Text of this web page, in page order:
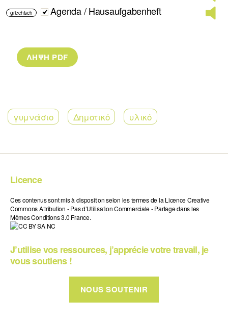
griechisch Agenda / Hausaufgabenheft
γυμνάσιο Δημοτικό υλικό
Licence
Ces contenus sont mis à disposition selon les termes de la Licence Creative
Commons Attribution - Pas d’Utilisation Commerciale - Partage dans les
Mêmes Conditions 3.0 France.
J’utilise vos ressources, j’apprécie votre travail, je
vous soutiens !
NOUS SOUTENIR